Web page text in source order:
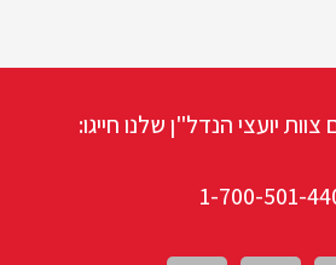
יועצי הנדל"ן שלנו חייגו:
1-700-501-